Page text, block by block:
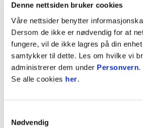
Denne nettsiden bruker cookies
Våre nettsider benytter
Dersom de ikke er nødvendig for at
fungere, vil de ikke lagres på din
samtykker til dette. Les om hvilke vi
administrerer dem under Personvern.
Se alle cookies her.
Nødvendig
Se pre-season
Siste nytt om Stabæk Fotball
Alltid siste nytt: